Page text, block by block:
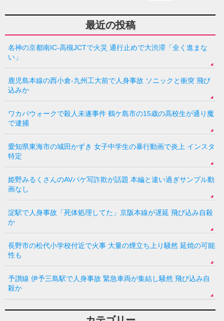
最近の投稿
名神の京都南IC-高槻JCTで火災 通行止めで大渋滞「全く進まな
い」
鹿児島本線の西小倉-九州工大前で人身事故 ソニックと衝突 飛び
込みか
ワカバウォークで殺人未遂事件 鶴ケ島市の15歳の高校生が通り魔
で逮捕
愛知県東海市の城田かずき 女子中学生の暴行動画で炎上 インスタ
特定
姫野みるくさんのAVパケ写詐欺が話題 本編と違い過ぎサンプル動
画なし
淀駅で人身事故「死体処理してた」京阪本線が遅延 飛び込み自殺
か
長野市の松代小学校付近で火事 大量の煙立ち上り騒然 延焼の可能
性も
予讃線 伊予三島駅で人身事故 緊急車両が集結し騒然 飛び込み自
殺か